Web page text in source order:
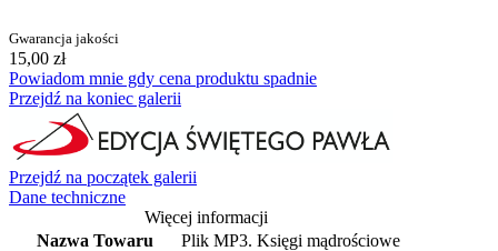
Gwarancja jakości
15,00 zł
Powiadom mnie gdy cena produktu spadnie
Przejdź na koniec galerii
Przejdź na początek galerii
Dane techniczne
Więcej informacji
Nazwa Towaru
Plik MP3. Księgi mądrościowe